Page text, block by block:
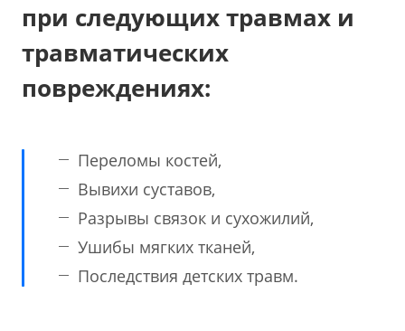
при следующих травмах и
травматических
повреждениях:
Переломы костей,
Вывихи суставов,
Разрывы связок и сухожилий,
Ушибы мягких тканей,
Последствия детских травм.